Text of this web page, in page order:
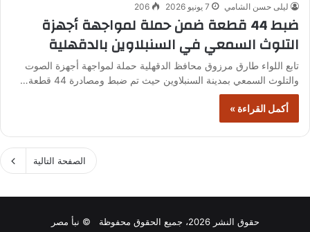
ليلى حسن الشامي 7 يونيو 2026 206
ضبط 44 قطعة ضمن حملة لمواجهة أجهزة
التلوث السمعي في السنبلاوين بالدقهلية
تابع اللواء طارق مرزوق محافظ الدقهلية حملة لمواجهة أجهزة الصوت
والتلوث السمعي بمدينة السنبلاوين حيث تم ضبط ومصادرة 44 قطعة…
أكمل القراءة »
الصفحة التالية
حقوق النشر 2026، جميع الحقوق محفوظة © نبأ مصر